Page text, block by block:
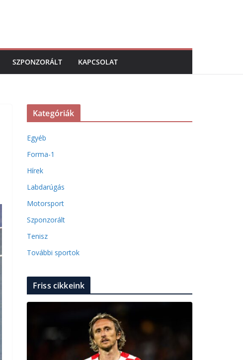
SZPONZORÁLT KAPCSOLAT
Kategóriák
Egyéb
Forma-1
Hírek
Labdarúgás
Motorsport
Szponzorált
Tenisz
További sportok
Friss cikkeink